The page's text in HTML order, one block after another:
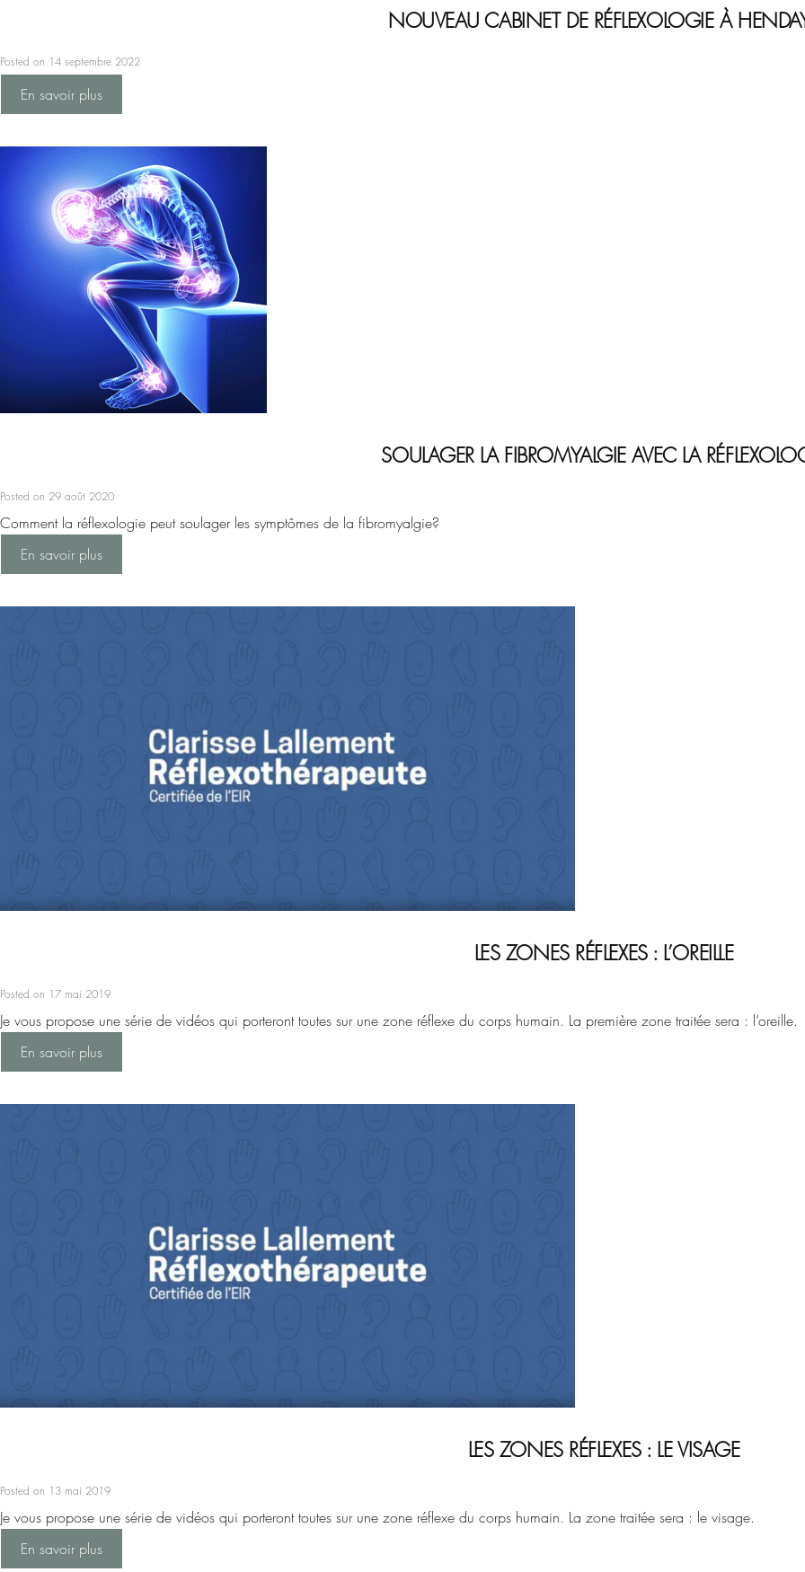
NOUVEAU CABINET DE RÉFLEXOLOGIE À
Posted on 14 septembre 2022
En savoir plus
SOULAGER LA FIBROMYALGIE AVEC LA
Posted on 29 août 2020
Comment la réflexologie peut soulager les symptômes de la fibromyalgie?
En savoir plus
LES ZONES RÉFLEXES : L’OREILLE
Posted on 17 mai 2019
Je vous propose une série de vidéos qui porteront toutes sur une zone réflexe du corps humain. La première zone traitée sera : l’oreille.
En savoir plus
LES ZONES RÉFLEXES : LE VISAGE
Posted on 13 mai 2019
Je vous propose une série de vidéos qui porteront toutes sur une zone réflexe du corps humain. La zone traitée sera : le visage.
En savoir plus